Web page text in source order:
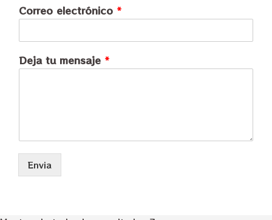
Correo electrónico *
Deja tu mensaje *
Envia